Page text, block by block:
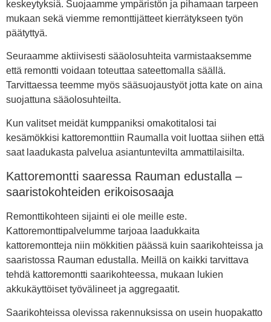
keskeytyksiä. Suojaamme ympäristön ja pihamaan tarpeen
mukaan sekä viemme remonttijätteet kierrätykseen työn
päätyttyä.
Seuraamme aktiivisesti sääolosuhteita varmistaaksemme
että remontti voidaan toteuttaa sateettomalla säällä.
Tarvittaessa teemme myös sääsuojaustyöt jotta kate on aina
suojattuna sääolosuhteilta.
Kun valitset meidät kumppaniksi omakotitalosi tai
kesämökkisi kattoremonttiin Raumalla voit luottaa siihen että
saat laadukasta palvelua asiantuntevilta ammattilaisilta.
Kattoremontti saaressa Rauman edustalla –
saaristokohteiden erikoisosaaja
Remonttikohteen sijainti ei ole meille este.
Kattoremonttipalvelumme tarjoaa laadukkaita
kattoremontteja niin mökkitien päässä kuin saarikohteissa ja
saaristossa Rauman edustalla. Meillä on kaikki tarvittava
tehdä kattoremontti saarikohteessa, mukaan lukien
akkukäyttöiset työvälineet ja aggregaatit.
Saarikohteissa olevissa rakennuksissa on usein huopakatto